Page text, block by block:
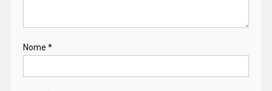
Nome *